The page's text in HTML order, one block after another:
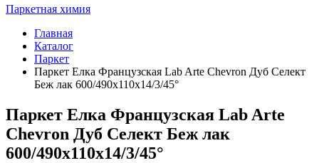
Паркетная химия
Главная
Каталог
Паркет
Паркет Елка Французская Lab Arte Chevron Дуб Селект
Беж лак 600/490х110х14/3/45°
Паркет Елка Французская Lab Arte
Chevron Дуб Селект Беж лак
600/490х110х14/3/45°